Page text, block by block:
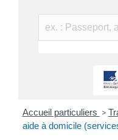
Accueil particuliers >
aide à domicile